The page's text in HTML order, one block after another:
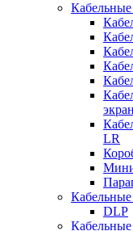
LR
DLP